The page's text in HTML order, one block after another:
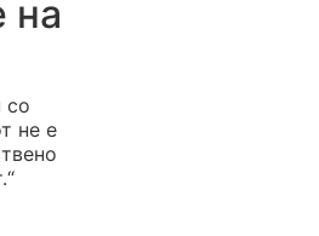
на
со
не е